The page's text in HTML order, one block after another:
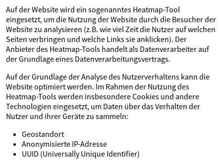
Auf der Website wird ein sogenanntes Heatmap-Tool
eingesetzt, um die Nutzung der Website durch die Besucher der
Website zu analysieren (z.B. wie viel Zeit die Nutzer auf welchen
Seiten verbringen und welche Links sie anklicken). Der
Anbieter des Heatmap-Tools handelt als Datenverarbeiter auf
der Grundlage eines Datenverarbeitungsvertrags.
Auf der Grundlage der Analyse des Nutzerverhaltens kann die
Website optimiert werden. Im Rahmen der Nutzung des
Heatmap-Tools werden insbesondere Cookies und andere
Technologien eingesetzt, um Daten über das Verhalten der
Nutzer und ihrer Geräte zu sammeln:
Geostandort
Anonymisierte IP-Adresse
UUID (Universally Unique Identifier)